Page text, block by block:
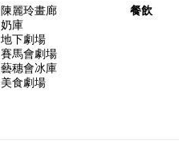
陳麗玲畫廊
奶庫
地下劇場
賽馬會劇場
藝穗會冰庫
美食劇場
餐飲